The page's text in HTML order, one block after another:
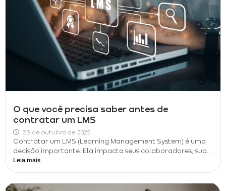
O que você precisa saber antes de
contratar um LMS
23 de outubro de 2025
Contratar um LMS (Learning Management System) é uma
decisão importante. Ela impacta seus colaboradores, sua...
Leia mais